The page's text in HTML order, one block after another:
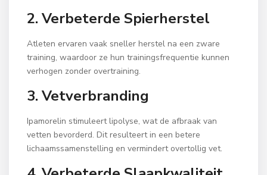
2. Verbeterde Spierherstel
Atleten ervaren vaak sneller herstel na een zware
training, waardoor ze hun trainingsfrequentie kunnen
verhogen zonder overtraining.
3. Vetverbranding
Ipamorelin stimuleert lipolyse, wat de afbraak van
vetten bevorderd. Dit resulteert in een betere
lichaamssamenstelling en vermindert overtollig vet.